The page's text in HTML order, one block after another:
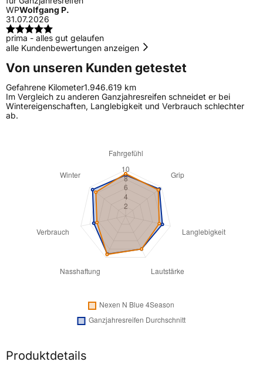
WPWolfgang P.
31.07.2026
prima - alles gut gelaufen
alle Kundenbewertungen anzeigen
Von unseren Kunden getestet
Gefahrene Kilometer1.946.619 km
Im Vergleich zu anderen Ganzjahresreifen schneidet er bei
Wintereigenschaften, Langlebigkeit und Verbrauch schlechter
ab.
Produktdetails